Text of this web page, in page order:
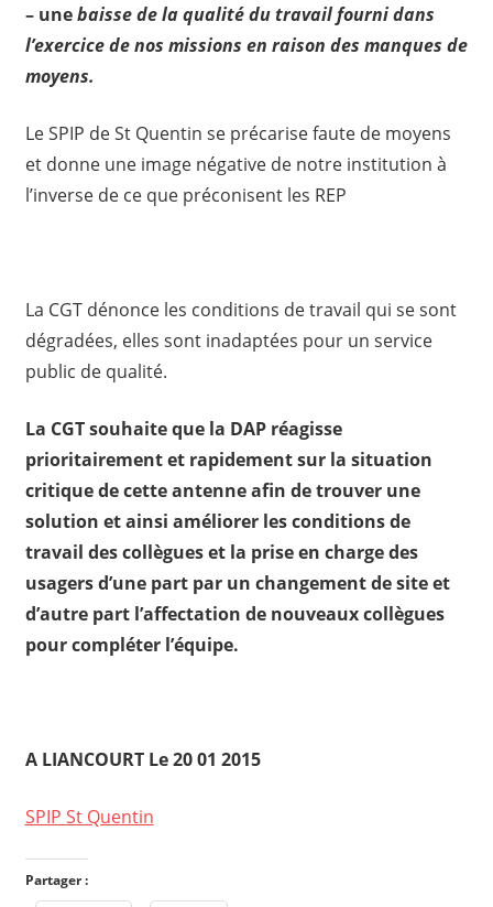
– unebaisse de la qualité du travail fourni dans
l’exercice de nos missions en raison des manques de
moyens.
Le SPIP de St Quentin se précarise faute de moyens
et donne une image négative de notre institution à
l’inverse de ce que préconisent les REP
La CGT dénonce les conditions de travail qui se sont
dégradées, elles sont inadaptées pour un service
public de qualité.
La CGT souhaite que la DAP réagisse
prioritairement et rapidement sur la situation
critique de cette antenne afin de trouver une
solution et ainsi améliorer les conditions de
travail des collègues et la prise en charge des
usagers d’une part par un changement de site et
d’autre part l’affectation de nouveaux collègues
pour compléter l’équipe.
A LIANCOURTLe 20 01 2015
SPIP St Quentin
Partager :